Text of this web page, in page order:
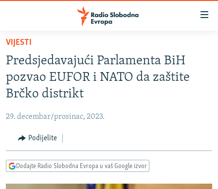
Pređite
glavni
sadržaj
Pređite
na
glavnu
Pređite
na
pretragu
VIJESTI
BOSNA I HERCEGOVINA
SRBIJA
CRNA GORA
VIZUELNO
RAT U UKRAJINI
VIJESTI
Predsjedavajući Parlamenta BiH
pozvao EUFOR i NATO da zaštite
Brčko distrikt
29. decembar/prosinac, 2023.
Podijelite
Dodajte Radio Slobodna Evropa u vaš Google izvor